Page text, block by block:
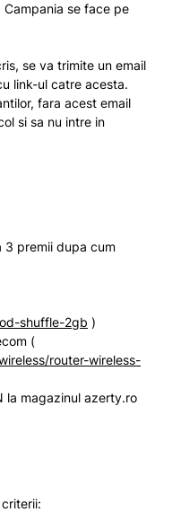
se face pe
se va trimite un email
link-ul catre acesta.
fara acest email
si sa nu intre in
3 premii dupa cum
shuffle-2gb )
(
router-wireless-
la magazinul azerty.ro